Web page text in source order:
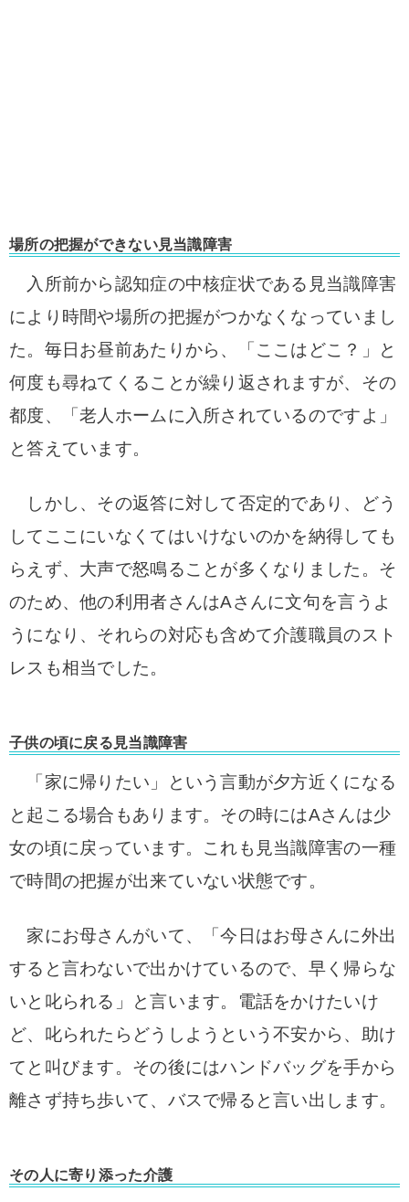
場所の把握ができない見当識障害
入所前から認知症の中核症状である見当識障害
により時間や場所の把握がつかなくなっていまし
た。毎日お昼前あたりから、「ここはどこ？」と
何度 も尋ねてくることが繰り返されますが、その
都度、「老人ホームに入所されているのですよ」
と答えています。
しかし、その返答に対して否定的であり、どう
してここにいなくてはいけないのかを納得しても
らえず、大声で怒鳴ることが多くなりました。そ
のため、他の利用者さんはAさんに文句を言うよ
うになり 、それらの対応も含めて介護職員のスト
レスも相当で した。
子供の頃に戻る見当識障害
「家に帰りたい」という言動が夕方近くになる
と起こる場合もあります。その時にはAさんは少
女の頃に戻っています。これも見当識障害の一種
で時間の把握が出来ていない状態です。
家にお母さんがいて、「今日はお母さんに外出
すると言わないで出かけているので、早く帰らな
いと叱られる」と言います。
電話をかけたいけ
ど、叱られたらどうしようという不安から、助け
てと叫びます。 その後にはハンドバッグを手から
離さず持ち歩いて、バスで帰ると言い出し ます。
その人に寄り添った介護